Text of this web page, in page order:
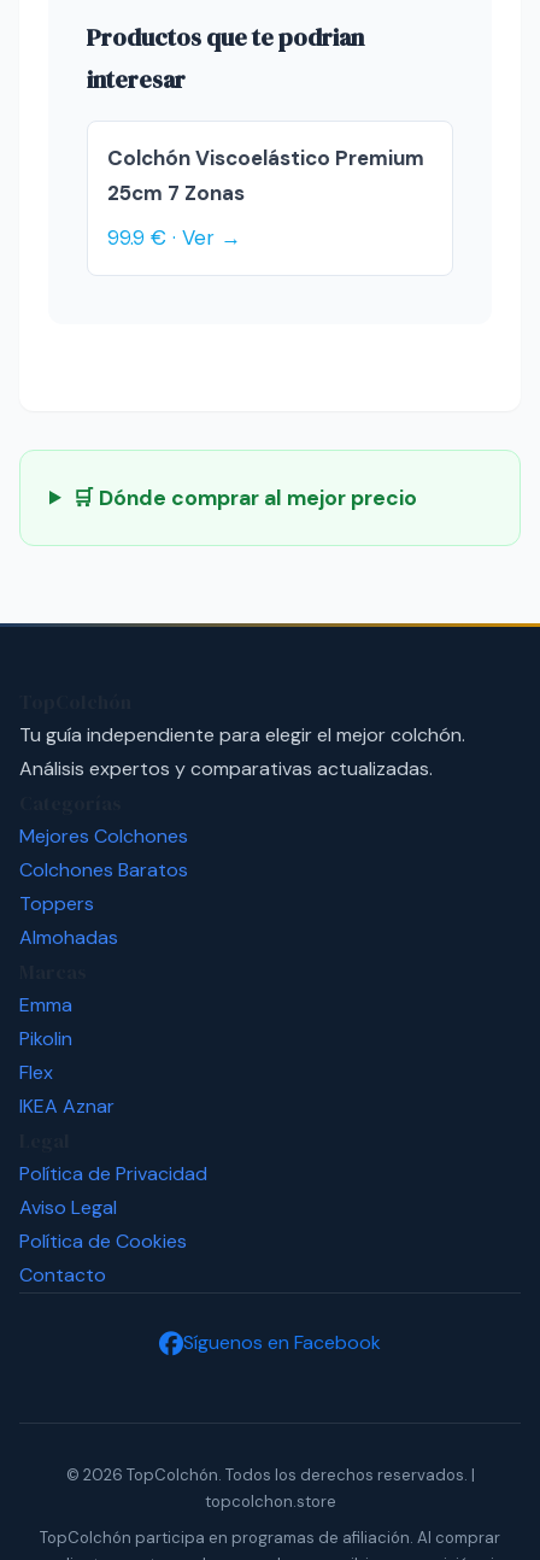
Productos que te podrian
interesar
Colchón Viscoelástico Premium
25cm 7 Zonas
99.9 € · Ver →
🛒 Dónde comprar al mejor precio
Tu guía independiente para elegir el mejor colchón.
Análisis expertos y comparativas actualizadas.
Mejores Colchones
Colchones Baratos
Toppers
Almohadas
Emma
Pikolin
Flex
IKEA Aznar
Política de Privacidad
Aviso Legal
Política de Cookies
Contacto
Síguenos en Facebook
© 2026 TopColchón. Todos los derechos reservados. |
topcolchon.store
TopColchón participa en programas de afiliación. Al comprar